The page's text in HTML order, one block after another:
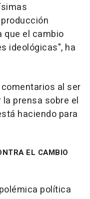
que el cambio
ideológicas", ha
al ser
prensa sobre el
haciendo para
EL CAMBIO
política